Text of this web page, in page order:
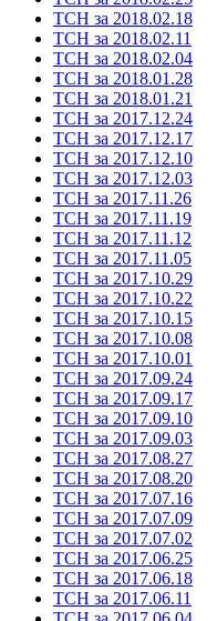
ТСН за 2018.02.18
ТСН за 2018.02.11
ТСН за 2018.02.04
ТСН за 2018.01.28
ТСН за 2018.01.21
ТСН за 2017.12.24
ТСН за 2017.12.17
ТСН за 2017.12.10
ТСН за 2017.12.03
ТСН за 2017.11.26
ТСН за 2017.11.19
ТСН за 2017.11.12
ТСН за 2017.11.05
ТСН за 2017.10.29
ТСН за 2017.10.22
ТСН за 2017.10.15
ТСН за 2017.10.08
ТСН за 2017.10.01
ТСН за 2017.09.24
ТСН за 2017.09.17
ТСН за 2017.09.10
ТСН за 2017.09.03
ТСН за 2017.08.27
ТСН за 2017.08.20
ТСН за 2017.07.16
ТСН за 2017.07.09
ТСН за 2017.07.02
ТСН за 2017.06.25
ТСН за 2017.06.18
ТСН за 2017.06.11